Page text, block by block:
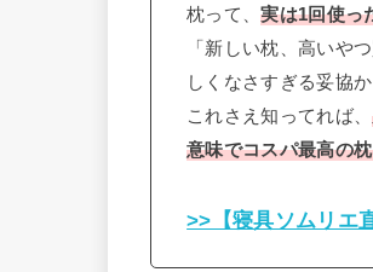
枕って、実は1回使っ
「新しい枕、高いや
しくなさすぎる妥協
これさえ知ってれば、
意味でコスパ最高の
>>【寝具ソムリエ